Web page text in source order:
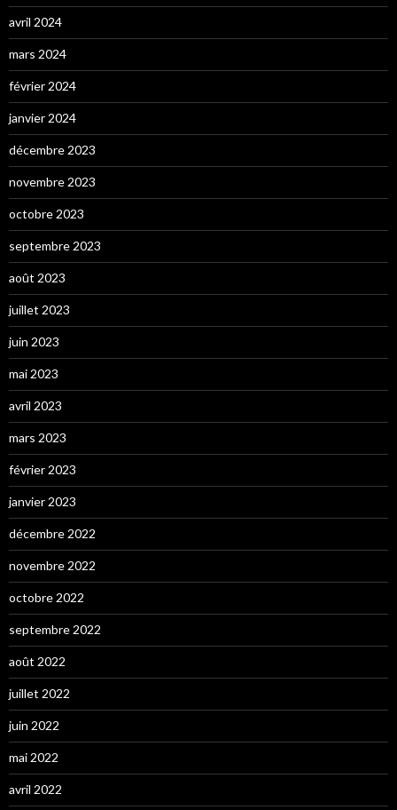
avril 2024
mars 2024
février 2024
janvier 2024
décembre 2023
novembre 2023
octobre 2023
septembre 2023
août 2023
juillet 2023
juin 2023
mai 2023
avril 2023
mars 2023
février 2023
janvier 2023
décembre 2022
novembre 2022
octobre 2022
septembre 2022
août 2022
juillet 2022
juin 2022
mai 2022
avril 2022